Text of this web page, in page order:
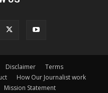
Disclaimer
Terms
How Our Journalist work
Mission Statement